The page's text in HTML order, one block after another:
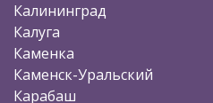
Калининград
Калуга
Каменка
Каменск-Уральский
Карабаш